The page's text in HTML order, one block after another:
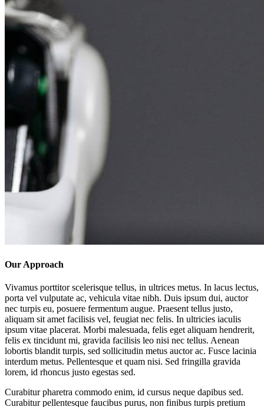
Our Approach
Vivamus porttitor scelerisque tellus, in ultrices metus. In lacus lectus,
porta vel vulputate ac, vehicula vitae nibh. Duis ipsum dui, auctor
nec turpis eu, posuere fermentum augue. Praesent tellus justo,
aliquam sit amet facilisis vel, feugiat nec felis. In ultricies iaculis
ipsum vitae placerat. Morbi malesuada, felis eget aliquam hendrerit,
felis ex tincidunt mi, gravida facilisis leo nisi nec tellus. Aenean
lobortis blandit turpis, sed sollicitudin metus auctor ac. Fusce lacinia
interdum metus. Pellentesque et quam nisi. Sed fringilla gravida
lorem, id rhoncus justo egestas sed.
Curabitur pharetra commodo enim, id cursus neque dapibus sed.
Curabitur pellentesque faucibus purus, non finibus turpis pretium